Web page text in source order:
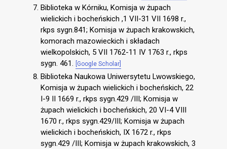
Biblioteka w Kórniku, Komisja w żupach
wielickich i bocheńskich ,1 VII-31 VII 1698 r.,
rkps sygn.841; Komisja w żupach krakowskich,
komorach mazowieckich i składach
wielkopolskich, 5 VII 1762-11 IV 1763 r., rkps
sygn. 461.
[Google Scholar]
Biblioteka Naukowa Uniwersytetu Lwowskiego,
Komisja w żupach wielickich i bocheńskich, 22
I-9 II 1669 r., rkps sygn.429 /III; Komisja w
żupach wielickich i bocheńskich, 20 VI-4 VIII
1670 r., rkps sygn.429/III; Komisja w żupach
wielickich i bocheńskich, IX 1672 r., rkps
sygn.429 /III; Komisja w żupach krakowskich, 3